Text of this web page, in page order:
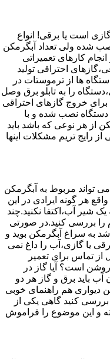
است یا برقی! انواع
شده ولی تعداد آبگرمکن
کارهای تعمیراتی
احتراقی تولید
ها از ترموستات در
را به تابلو برق وصل
خروج گازهای احتراقی
نصب شده و با
از هر نوعی که باشد باید
رایج تریم مشکلات اینها
تواند مربوط به آبگرمکن
هر گونه ایرادی در این
شیر آب،اکتفا نکنید.چند
را بررسی کنید.در صورتی
به سراغ آبگرمکن بوید و
یا گازی،آب را داغ نمی
تماس برای تعمیر
است؟ آیا گاز در
باید برق و گاز هر دو
هم راهنمای خوبی
کنید گاهی یکی از
و این موضوع را فراموش